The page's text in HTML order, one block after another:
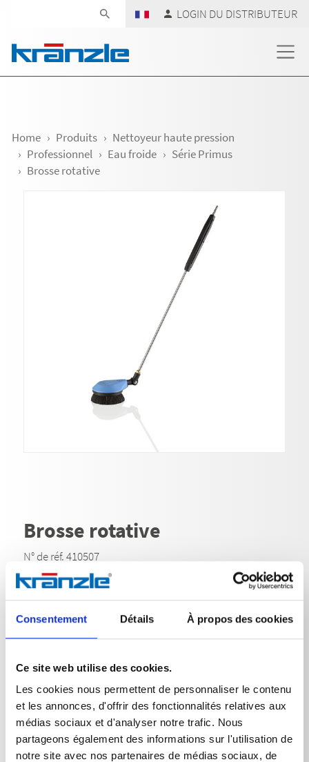
Consentement Détails À propos des cookies
Ce site web utilise des cookies.
Les cookies nous permettent de personnaliser le contenu
et les annonces, d'offrir des fonctionnalités relatives aux
médias sociaux et d'analyser notre trafic. Nous
partageons également des informations sur l'utilisation de
notre site avec nos partenaires de médias sociaux, de
LOGIN DU DISTRIBUTEUR
Home Produits
Nettoyeur haute pression
Professionnel
Eau froide
Série Primus
Brosse rotative
Brosse rotative
N° de réf. 410507
La brosse de lavage rotative élimine même la saleté
tenace des surfaces sensibles grâce à son anneau de
brosse rotatif. L'angle de travail de la brosse de lavage
peut être réglé de manière optimale grâce à une
différentes longueurs. Tête de brosse ø 180 mm,
raccordement : raccord cannelé D12 / M22 raccord à
vis